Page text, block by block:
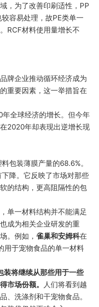
，为了改善印刷适性，PP
容易处理，故PE类单一
RCF材料使用量增长不
牌企业推动循环经济成为
重要因素，这一举措旨在
全球经济的增长。但今年
2020年却表现出逆增长现
包装薄膜产量的68.6%。
降。它反映了市场对那些
的结构，更高阻隔性的包
单一材料结构并不能满足
成为相关企业研发的重
。例如， 雀巢和安姆科在
用于宠物食品的单一材料
将继续从那些用于一些
市场份额。
人们将看到越
、洗涤剂和干宠物食品。